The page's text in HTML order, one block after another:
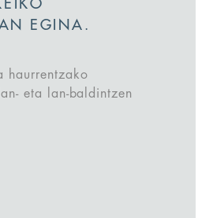
EGINA.
haurrentzako
eta lan-baldintzen